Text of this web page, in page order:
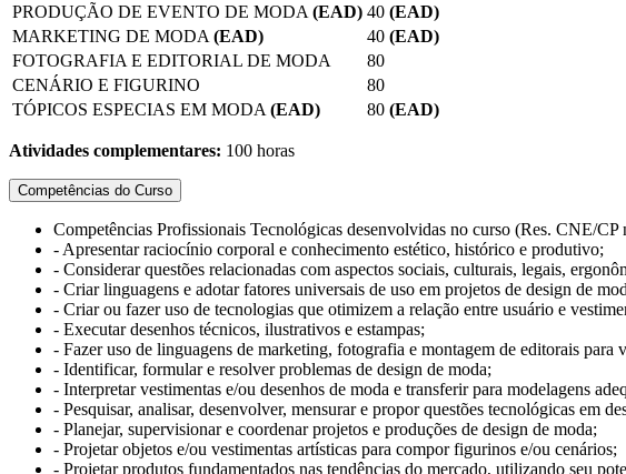
PRODUÇÃO DE EVENTO DE MODA (EAD) 40 (EAD)
MARKETING DE MODA (EAD) 40 (EAD)
FOTOGRAFIA E EDITORIAL DE MODA
80
CENÁRIO E FIGURINO
80
TÓPICOS ESPECIAS EM MODA (EAD) 80 (EAD)
Atividades complementares: 100 horas
Competências do Curso
Competências Profissionais Tecnológicas desenvolvidas no curso (Res. CNE/
- Apresentar raciocínio corporal e conhecimento estético, histórico e produtivo;
- Considerar questões relacionadas com aspectos sociais, culturais, legais,
- Criar linguagens e adotar fatores universais de uso em projetos de design de
- Criar ou fazer uso de tecnologias que otimizem a relação entre usuário e
- Executar desenhos técnicos, ilustrativos e estampas;
- Fazer uso de linguagens de marketing, fotografia e montagem de editorais
- Identificar, formular e resolver problemas de design de moda;
- Interpretar vestimentas e/ou desenhos de moda e transferir para modelagens
- Pesquisar, analisar, desenvolver, mensurar e propor questões tecnológicas em
- Planejar, supervisionar e coordenar projetos e produções de design de moda;
- Projetar objetos e/ou vestimentas artísticas para compor figurinos e/ou cenários;
- Projetar produtos fundamentados nas tendências do mercado, utilizando seu